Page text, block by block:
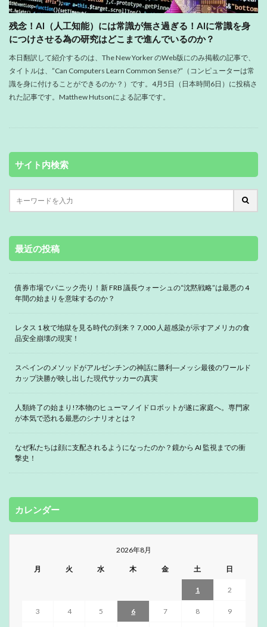
残念！AI（人工知能）には常識が無さ過ぎる！AIに常識を身
につけさせる為の研究はどこまで進んでいるのか？
本日翻訳して紹介するのは、The New Yorker のWeb版にのみ掲載の記事で、
タイトルは、”Can Computers Learn Common Sense?”（コンピューターは常
識を身に付けることができるのか？）です。4月5日（日本時間6日）に投稿さ
れた記事です。Matthew Hutsonによる記事です。
サイト内検索
最近の投稿
債券市場でパニック売り！新 FRB 議長ウォーシュの“沈黙戦略”は最悪の 4
年間の始まりを意味するのか？
レタス 1 枚で地獄を見る時代の到来？ 7,000 人超感染が示すアメリカの食
品安全崩壊の現実！
スペインのメソッドがアルゼンチンの神話に勝利―メッシ最後のワールド
カップ決勝が映し出した現代サッカーの真実
人類終了の始まり!?本物のヒューマノイドロボットが遂に家庭へ。専門家
が本気で恐れる最悪のシナリオとは？
なぜ私たちは顔に支配されるようになったのか？鏡から AI 監視までの衝
撃史！
カレンダー
2026年8月
月 火 水 木 金 土 日
1 2
3 4 5 6 7 8 9